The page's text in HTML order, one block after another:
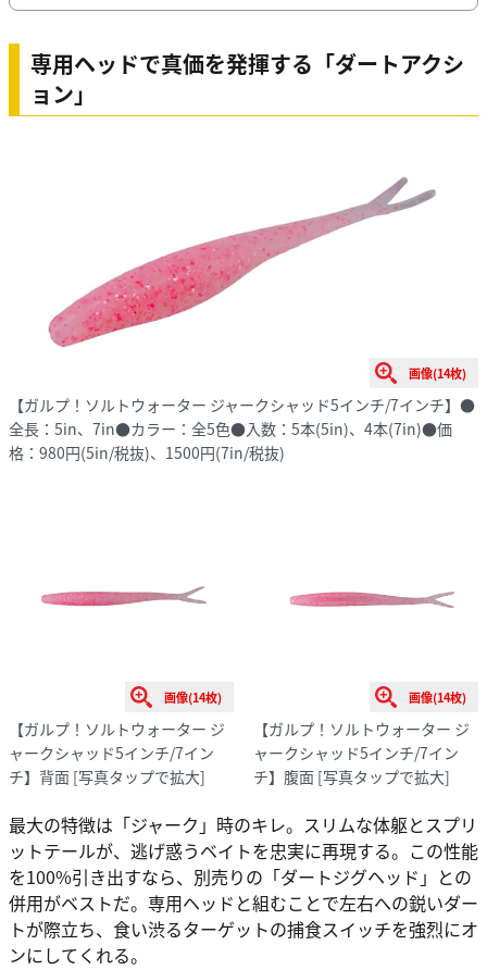
専用ヘッドで真価を発揮する「ダートアクシ
ョン」
画像(14枚)
【ガルプ！ソルトウォーター ジャークシャッド5インチ/7インチ】●
全長：5in、7in●カラー：全5色●入数：5本(5in)、4本(7in)●価
格：980円(5in/税抜)、1500円(7in/税抜)
画像(14枚)
【ガルプ！ソルトウォーター ジ
ャークシャッド5インチ/7イン
チ】背面 [写真タップで拡大]
画像(14枚)
【ガルプ！ソルトウォーター ジ
ャークシャッド5インチ/7イン
チ】腹面[写真タップで拡大]
最大の特徴は「ジャーク」時のキレ。スリムな体躯とスプリ
ットテールが、逃げ惑うベイトを忠実に再現する。この性能
を100%引き出すなら、別売りの「ダートジグヘッド」との
併用がベストだ。専用ヘッドと組むことで左右への鋭いダー
トが際立ち、食い渋るターゲットの捕食スイッチを強烈にオ
ンにしてくれる。